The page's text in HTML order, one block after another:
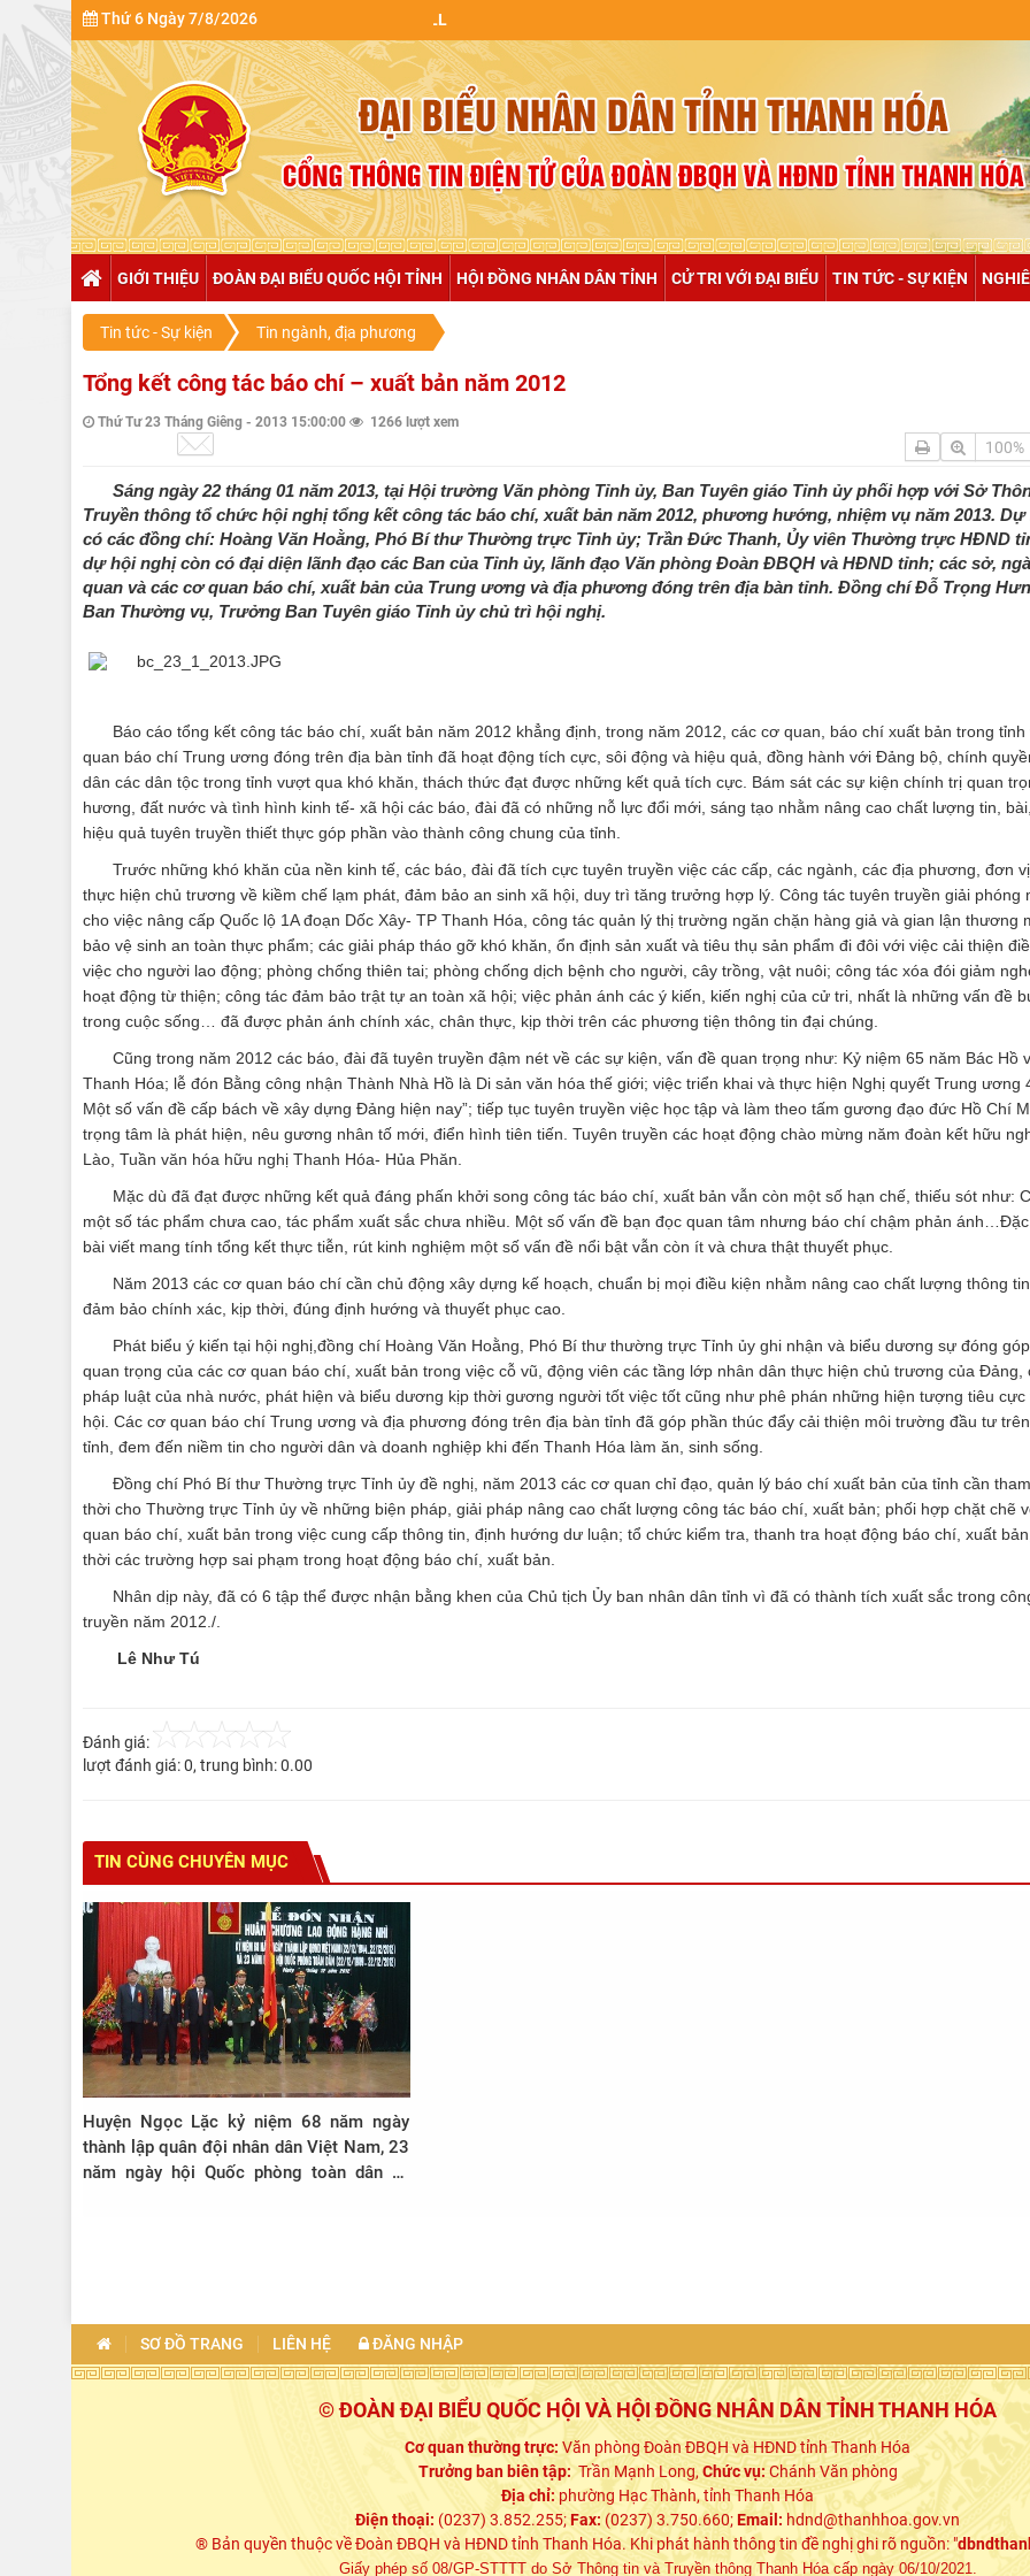
Thứ 6 Ngày 7/8/2026
GIỚI THIỆU ĐOÀN ĐẠI BIỂU QUỐC HỘI TỈNH HỘI ĐỒNG NHÂN DÂN TỈNH CỬ TRI VỚI ĐẠI BIỂU TIN TỨC - SỰ KIỆN
Tin tức - Sự kiện Tin ngành, địa phương
Tổng kết công tác báo chí – xuất bản năm 2012
Thứ Tư 23 Tháng Giêng - 2013 15:00:00 1266 lượt xem
100%
Sáng ngày 22 tháng 01 năm 2013, tại Hội trường Văn phòng Tỉnh ủy, Ban Tuyên giáo Tỉnh ủy phối hợp với Sở
Truyền thông tổ chức hội nghị tổng kết công tác báo chí, xuất bản năm 2012, phương hướng, nhiệm vụ năm 2013.
có các đồng chí: Hoàng Văn Hoằng, Phó Bí thư Thường trực Tỉnh ủy; Trần Đức Thanh, Ủy viên Thường trực HĐND
dự hội nghị còn có đại diện lãnh đạo các Ban của Tỉnh ủy, lãnh đạo Văn phòng Đoàn ĐBQH và HĐND tỉnh; các sở,
quan và các cơ quan báo chí, xuất bản của Trung ương và địa phương đóng trên địa bàn tỉnh. Đồng chí Đỗ Trọng
Ban Thường vụ, Trưởng Ban Tuyên giáo Tỉnh ủy chủ trì hội nghị.
Báo cáo tổng kết công tác báo chí, xuất bản năm 2012 khẳng định, trong năm 2012, các cơ quan, báo chí xuất bản trong
quan báo chí Trung ương đóng trên địa bàn tỉnh đã hoạt động tích cực, sôi động và hiệu quả, đồng hành với Đảng bộ, chính
dân các dân tộc trong tỉnh vượt qua khó khăn, thách thức đạt được những kết quả tích cực. Bám sát các sự kiện chính trị quan
hương, đất nước và tình hình kinh tế- xã hội các báo, đài đã có những nỗ lực đổi mới, sáng tạo nhằm nâng cao chất lượng tin,
hiệu quả tuyên truyền thiết thực góp phần vào thành công chung của tỉnh.
Trước những khó khăn của nền kinh tế, các báo, đài đã tích cực tuyên truyền việc các cấp, các ngành, các địa phương, đơn
thực hiện chủ trương về kiềm chế lạm phát, đảm bảo an sinh xã hội, duy trì tăng trưởng hợp lý. Công tác tuyên truyền giải phóng
cho việc nâng cấp Quốc lộ 1A đoạn Dốc Xây- TP Thanh Hóa, công tác quản lý thị trường ngăn chặn hàng giả và gian lận thương
bảo vệ sinh an toàn thực phẩm; các giải pháp tháo gỡ khó khăn, ổn định sản xuất và tiêu thụ sản phẩm đi đôi với việc cải thiện
việc cho người lao động; phòng chống thiên tai; phòng chống dịch bệnh cho người, cây trồng, vật nuôi; công tác xóa đói giảm
hoạt động từ thiện; công tác đảm bảo trật tự an toàn xã hội; việc phản ánh các ý kiến, kiến nghị của cử tri, nhất là những vấn đề
trong cuộc sống… đã được phản ánh chính xác, chân thực, kịp thời trên các phương tiện thông tin đại chúng.
Cũng trong năm 2012 các báo, đài đã tuyên truyền đậm nét về các sự kiện, vấn đề quan trọng như: Kỷ niệm 65 năm Bác Hồ
Thanh Hóa; lễ đón Bằng công nhận Thành Nhà Hồ là Di sản văn hóa thế giới; việc triển khai và thực hiện Nghị quyết Trung ương
Một số vấn đề cấp bách về xây dựng Đảng hiện nay”; tiếp tục tuyên truyền việc học tập và làm theo tấm gương đạo đức Hồ Chí
trọng tâm là phát hiện, nêu gương nhân tố mới, điển hình tiên tiến. Tuyên truyền các hoạt động chào mừng năm đoàn kết hữu
Lào, Tuần văn hóa hữu nghị Thanh Hóa- Hủa Phăn.
Mặc dù đã đạt được những kết quả đáng phấn khởi song công tác báo chí, xuất bản vẫn còn một số hạn chế, thiếu sót như:
một số tác phẩm chưa cao, tác phẩm xuất sắc chưa nhiều. Một số vấn đề bạn đọc quan tâm nhưng báo chí chậm phản
bài viết mang tính tổng kết thực tiễn, rút kinh nghiệm một số vấn đề nổi bật vẫn còn ít và chưa thật thuyết phục.
Năm 2013 các cơ quan báo chí cần chủ động xây dựng kế hoạch, chuẩn bị mọi điều kiện nhằm nâng cao chất lượng thông
đảm bảo chính xác, kịp thời, đúng định hướng và thuyết phục cao.
Phát biểu ý kiến tại hội nghị,đồng chí Hoàng Văn Hoằng, Phó Bí thư thường trực Tỉnh ủy ghi nhận và biểu dương sự đóng
quan trọng của các cơ quan báo chí, xuất bản trong việc cỗ vũ, động viên các tầng lớp nhân dân thực hiện chủ trương của Đảng,
pháp luật của nhà nước, phát hiện và biểu dương kịp thời gương người tốt việc tốt cũng như phê phán những hiện tượng tiêu cực
hội. Các cơ quan báo chí Trung ương và địa phương đóng trên địa bàn tỉnh đã góp phần thúc đẩy cải thiện môi trường đầu tư
tỉnh, đem đến niềm tin cho người dân và doanh nghiệp khi đến Thanh Hóa làm ăn, sinh sống.
Đồng chí Phó Bí thư Thường trực Tỉnh ủy đề nghị, năm 2013 các cơ quan chỉ đạo, quản lý báo chí xuất bản của tỉnh cần
thời cho Thường trực Tỉnh ủy về những biện pháp, giải pháp nâng cao chất lượng công tác báo chí, xuất bản; phối hợp chặt chẽ
quan báo chí, xuất bản trong việc cung cấp thông tin, định hướng dư luận; tổ chức kiểm tra, thanh tra hoạt động báo chí, xuất
thời các trường hợp sai phạm trong hoạt động báo chí, xuất bản.
Nhân dịp này, đã có 6 tập thể được nhận bằng khen của Chủ tịch Ủy ban nhân dân tỉnh vì đã có thành tích xuất sắc trong
truyền năm 2012./.
Lê Như Tú
Đánh giá:
lượt đánh giá:0, trung bình:0.00
TIN CÙNG CHUYÊN MỤC
Huyện Ngọc Lặc kỷ niệm 68 năm ngày
thành lập quân đội nhân dân Việt Nam, 23
năm ngày hội Quốc phòng toàn dân và
SƠ ĐỒ TRANG LIÊN HỆ ĐĂNG NHẬP
© ĐOÀN ĐẠI BIỂU QUỐC HỘI VÀ HỘI ĐỒNG NHÂN DÂN TỈNH THANH HÓA
Cơ quan thường trực: Văn phòng Đoàn ĐBQH và HĐND tỉnh Thanh Hóa
Trưởng ban biên tập:Trần Mạnh Long,Chức vụ:Chánh Văn phòng
Địa chỉ:phường Hạc Thành, tỉnh Thanh Hóa
Điện thoại: (0237) 3.852.255;Fax:(0237) 3.750.660;Email: hdnd@thanhhoa.gov.vn
® Bản quyền thuộc về Đoàn ĐBQH và HĐND tỉnh Thanh Hóa. Khi phát hành thông tin đề nghị ghi rõ nguồn: "
Giấy phép số 08/GP-STTTT do Sở Thông tin và Truyền thông Thanh Hóa cấp ngày 06/10/2021.